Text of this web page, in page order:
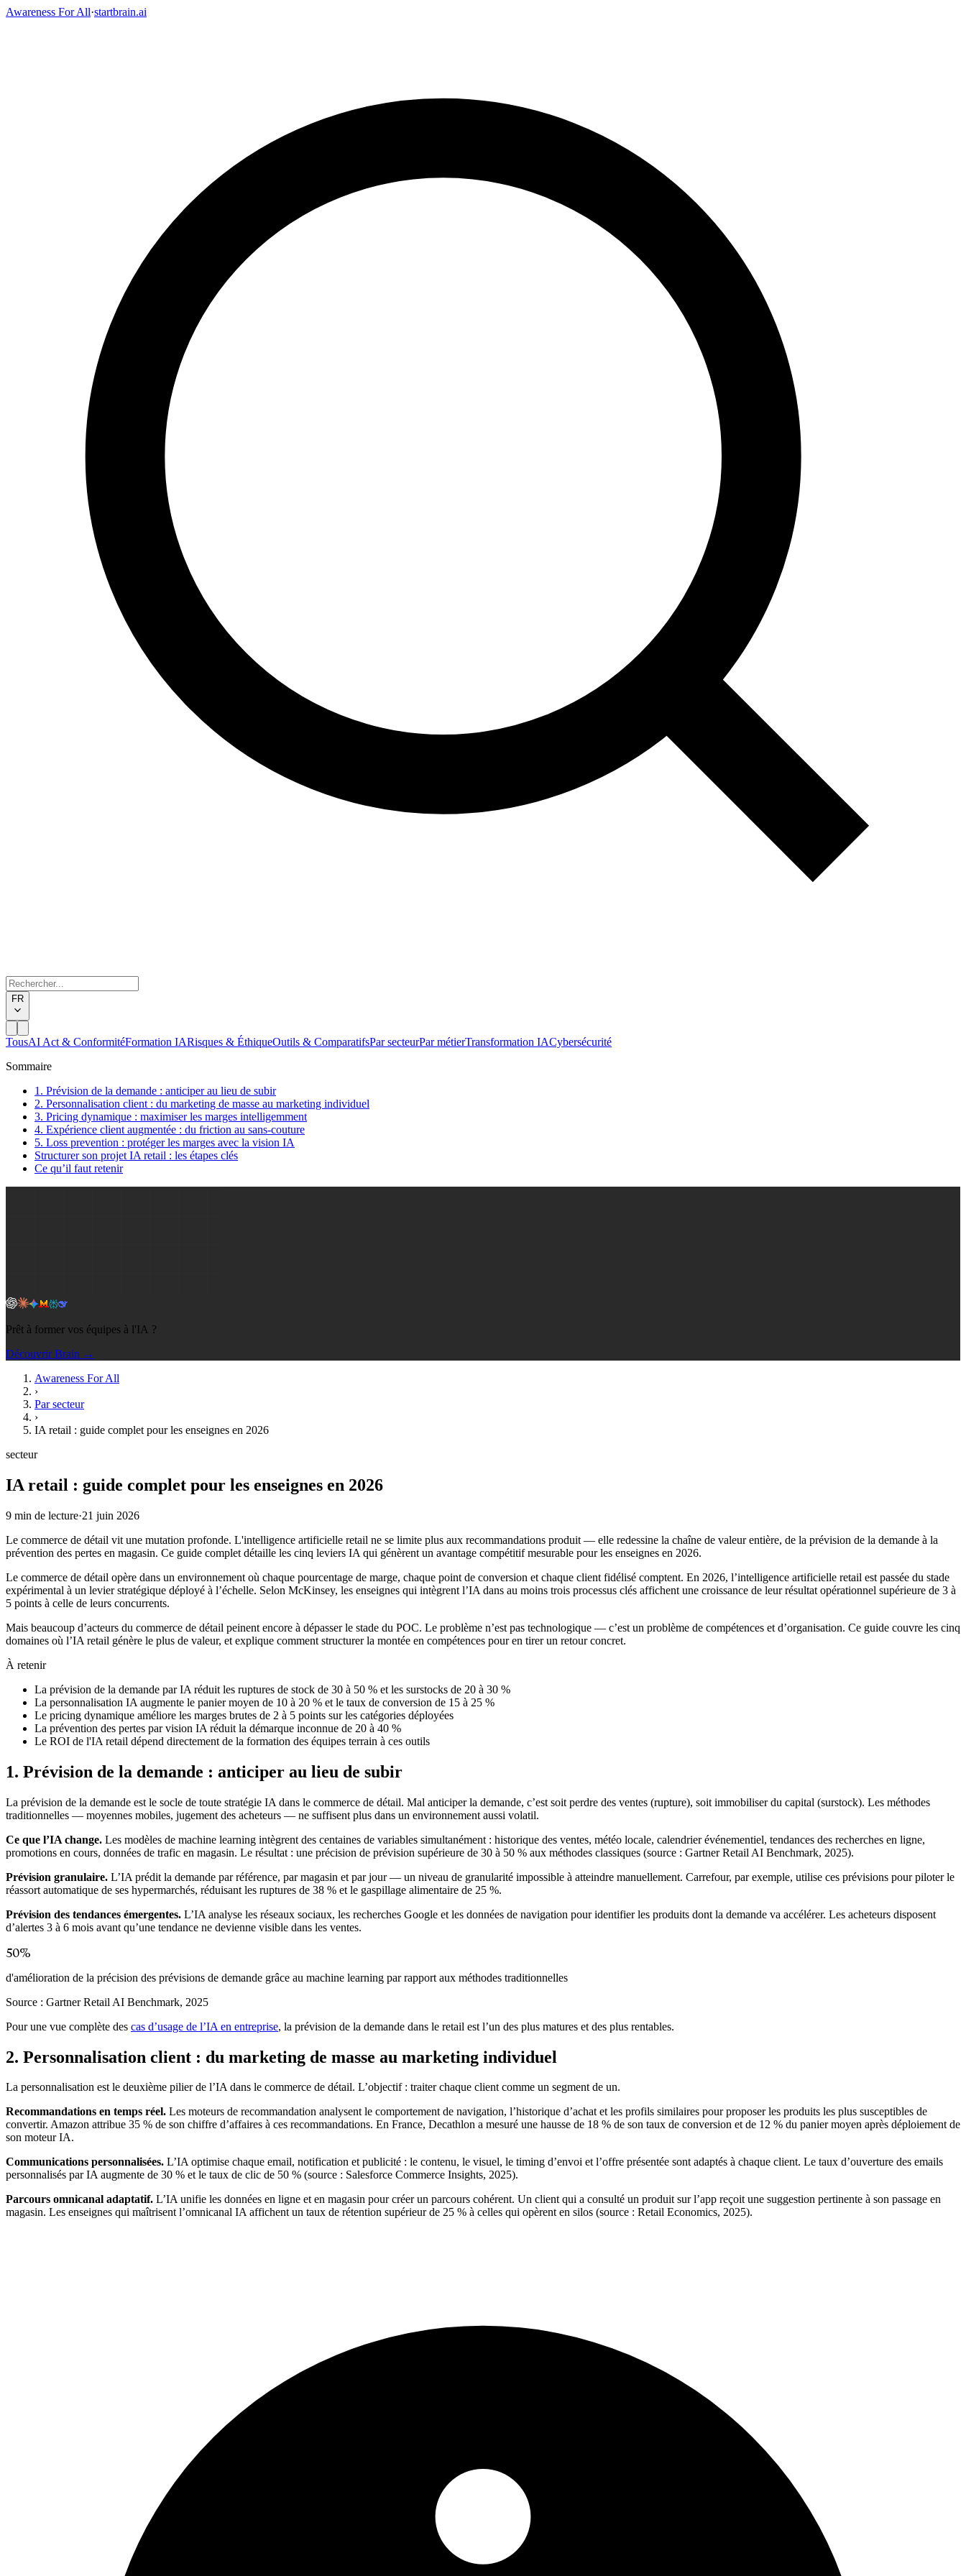
Awareness For All·startbrain.ai
FR
TousAI Act & ConformitéFormation IARisques & ÉthiqueOutils & ComparatifsPar secteurPar métierTransformation IACybersécurité
Sommaire
1. Prévision de la demande : anticiper au lieu de subir
2. Personnalisation client : du marketing de masse au marketing individuel
3. Pricing dynamique : maximiser les marges intelligemment
4. Expérience client augmentée : du friction au sans-couture
5. Loss prevention : protéger les marges avec la vision IA
Structurer son projet IA retail : les étapes clés
Ce qu’il faut retenir
Prêt à former vos équipes à l'IA ?
Découvrir Brain →
Awareness For All
›
Par secteur
›
IA retail : guide complet pour les enseignes en 2026
secteur
IA retail : guide complet pour les enseignes en 2026
9 min de lecture·21 juin 2026
Le commerce de détail vit une mutation profonde. L'intelligence artificielle retail ne se limite plus aux recommandations produit — elle redessine la chaîne de valeur entière, de la prévision de la demande à la
prévention des pertes en magasin. Ce guide complet détaille les cinq leviers IA qui génèrent un avantage compétitif mesurable pour les enseignes en 2026.
Le commerce de détail opère dans un environnement où chaque pourcentage de marge, chaque point de conversion et chaque client fidélisé comptent. En 2026, l’intelligence artificielle retail est passée du stade
expérimental à un levier stratégique déployé à l’échelle. Selon McKinsey, les enseignes qui intègrent l’IA dans au moins trois processus clés affichent une croissance de leur résultat opérationnel supérieure de 3 à
5 points à celle de leurs concurrents.
Mais beaucoup d’acteurs du commerce de détail peinent encore à dépasser le stade du POC. Le problème n’est pas technologique — c’est un problème de compétences et d’organisation. Ce guide couvre les cinq
domaines où l’IA retail génère le plus de valeur, et explique comment structurer la montée en compétences pour en tirer un retour concret.
À retenir
La prévision de la demande par IA réduit les ruptures de stock de 30 à 50 % et les surstocks de 20 à 30 %
La personnalisation IA augmente le panier moyen de 10 à 20 % et le taux de conversion de 15 à 25 %
Le pricing dynamique améliore les marges brutes de 2 à 5 points sur les catégories déployées
La prévention des pertes par vision IA réduit la démarque inconnue de 20 à 40 %
Le ROI de l'IA retail dépend directement de la formation des équipes terrain à ces outils
1. Prévision de la demande : anticiper au lieu de subir
La prévision de la demande est le socle de toute stratégie IA dans le commerce de détail. Mal anticiper la demande, c’est soit perdre des ventes (rupture), soit immobiliser du capital (surstock). Les méthodes
traditionnelles — moyennes mobiles, jugement des acheteurs — ne suffisent plus dans un environnement aussi volatil.
Ce que l’IA change. Les modèles de machine learning intègrent des centaines de variables simultanément : historique des ventes, météo locale, calendrier événementiel, tendances des recherches en ligne,
promotions en cours, données de trafic en magasin. Le résultat : une précision de prévision supérieure de 30 à 50 % aux méthodes classiques (source : Gartner Retail AI Benchmark, 2025).
Prévision granulaire. L’IA prédit la demande par référence, par magasin et par jour — un niveau de granularité impossible à atteindre manuellement. Carrefour, par exemple, utilise ces prévisions pour piloter le
réassort automatique de ses hypermarchés, réduisant les ruptures de 38 % et le gaspillage alimentaire de 25 %.
Prévision des tendances émergentes. L’IA analyse les réseaux sociaux, les recherches Google et les données de navigation pour identifier les produits dont la demande va accélérer. Les acheteurs disposent
d’alertes 3 à 6 mois avant qu’une tendance ne devienne visible dans les ventes.
50%
d'amélioration de la précision des prévisions de demande grâce au machine learning par rapport aux méthodes traditionnelles
Source : Gartner Retail AI Benchmark, 2025
Pour une vue complète des cas d’usage de l’IA en entreprise, la prévision de la demande dans le retail est l’un des plus matures et des plus rentables.
2. Personnalisation client : du marketing de masse au marketing individuel
La personnalisation est le deuxième pilier de l’IA dans le commerce de détail. L’objectif : traiter chaque client comme un segment de un.
Recommandations en temps réel. Les moteurs de recommandation analysent le comportement de navigation, l’historique d’achat et les profils similaires pour proposer les produits les plus susceptibles de
convertir. Amazon attribue 35 % de son chiffre d’affaires à ces recommandations. En France, Decathlon a mesuré une hausse de 18 % de son taux de conversion et de 12 % du panier moyen après déploiement de
son moteur IA.
Communications personnalisées. L’IA optimise chaque email, notification et publicité : le contenu, le visuel, le timing d’envoi et l’offre présentée sont adaptés à chaque client. Le taux d’ouverture des emails
personnalisés par IA augmente de 30 % et le taux de clic de 50 % (source : Salesforce Commerce Insights, 2025).
Parcours omnicanal adaptatif. L’IA unifie les données en ligne et en magasin pour créer un parcours cohérent. Un client qui a consulté un produit sur l’app reçoit une suggestion pertinente à son passage en
magasin. Les enseignes qui maîtrisent l’omnicanal IA affichent un taux de rétention supérieur de 25 % à celles qui opèrent en silos (source : Retail Economics, 2025).